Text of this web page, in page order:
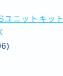
ユニットキット